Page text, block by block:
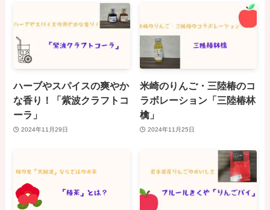
ハーブやスパイスの爽やか
な香り！「紫波クラフトコ
ーラ」
2024年11月29日
米崎のりんご・三陸椿のコ
ラボレーション「三陸椿林
檎」
2024年11月25日